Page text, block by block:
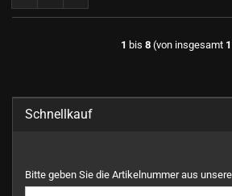
1 bis 8(von insgesamt
Schnellkauf
BITTE
GEBEN
Bitte geben Sie die Artikelnummer aus